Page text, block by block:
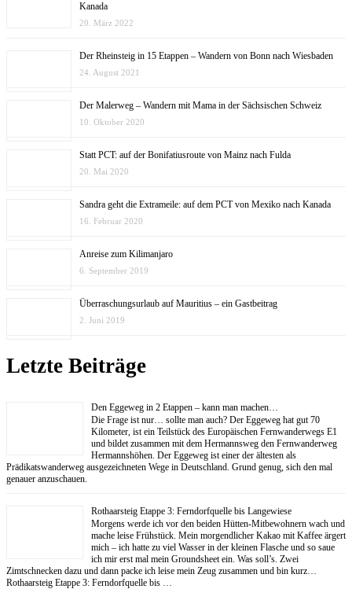
Kanada
20. März 2022
Der Rheinsteig in 15 Etappen – Wandern von Bonn nach Wiesbaden
24. August 2021
Der Malerweg – Wandern mit Mama in der Sächsischen Schweiz
10. Oktober 2020
Statt PCT: auf der Bonifatiusroute von Mainz nach Fulda
20. Mai 2020
Sandra geht die Extrameile: auf dem PCT von Mexiko nach Kanada
16. Februar 2020
Anreise zum Kilimanjaro
6. September 2019
Überraschungsurlaub auf Mauritius – ein Gastbeitrag
2. Juni 2019
Letzte Beiträge
Den Eggeweg in 2 Etappen – kann man machen…
Die Frage ist nur… sollte man auch? Der Eggeweg hat gut 70
Kilometer, ist ein Teilstück des Europäischen Fernwanderwegs E1
und bildet zusammen mit dem Hermannsweg den Fernwanderweg
Hermannshöhen. Der Eggeweg ist einer der ältesten als
Prädikatswanderweg ausgezeichneten Wege in Deutschland. Grund genug, sich den mal
genauer anzuschauen.
Rothaarsteig Etappe 3: Ferndorfquelle bis Langewiese
Morgens werde ich vor den beiden Hütten-Mitbewohnern wach und
mache leise Frühstück. Mein morgendlicher Kakao mit Kaffee ärgert
mich – ich hatte zu viel Wasser in der kleinen Flasche und so saue
ich mir erst mal mein Groundsheet ein. Was soll’s. Zwei
Zimtschnecken dazu und dann packe ich leise mein Zeug zusammen und bin kurz…
Rothaarsteig Etappe 3: Ferndorfquelle bis …